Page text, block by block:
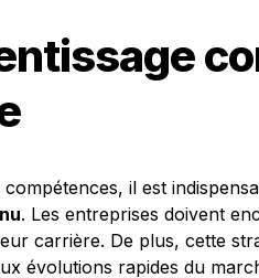
il est
. Les entreprises doivent
carrière. De plus, cette
évolutions rapides du